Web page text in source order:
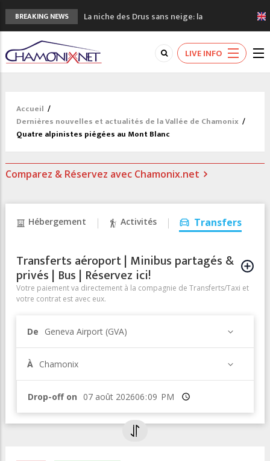
BREAKING NEWS
La niche des Drus sans neige: la
sécheresse en haute montagne
3 bonnes raisons pour visiter le nouveau
Musée du Mont-Blanc
Accidents en montagne: 3 personnes sont
à pied à Chamonix
3eme Chamonix Vallée Classics Festival
LIVE INFO
Accueil /
Dernières nouvelles et actualités de la Vallée de Chamonix /
Quatre alpinistes piégées au Mont Blanc
Comparez & Réservez avec Chamonix.net
Hébergement Activités Transfers
Transferts aéroport | Minibus partagés &
privés | Bus | Réservez ici!
Votre paiement va directement à la compagnie de Transferts/Taxi et
votre contrat est avec eux.
De Geneva Airport (GVA)
À Chamonix
Drop-off on Heure